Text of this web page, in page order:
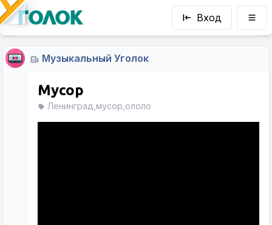
Вход
Музыкальный Уголок
Мусор
Ленинград,мусор,ололо